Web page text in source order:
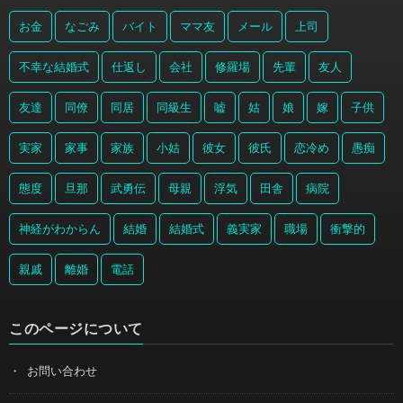
お金 なごみ バイト ママ友 メール 上司
不幸な結婚式 仕返し 会社 修羅場 先輩 友人
友達 同僚 同居 同級生 嘘 姑 娘 嫁 子供
実家 家事 家族 小姑 彼女 彼氏 恋冷め 愚痴
態度 旦那 武勇伝 母親 浮気 田舎 病院
神経がわからん 結婚 結婚式 義実家 職場 衝撃的
親戚 離婚 電話
このページについて
お問い合わせ